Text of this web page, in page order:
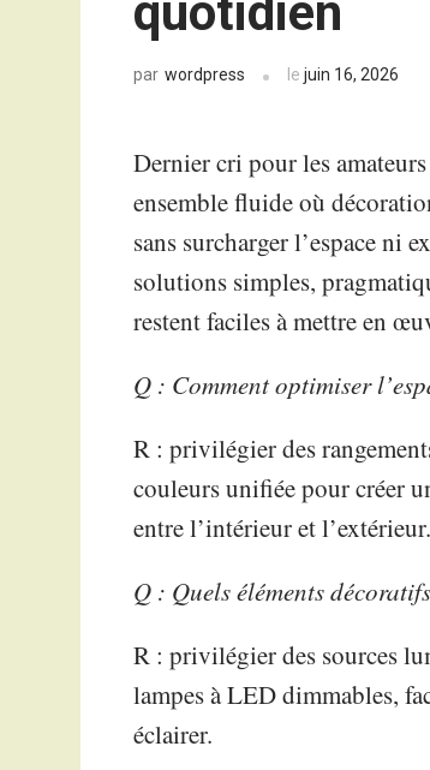
quotidien
par wordpress lejuin 16, 2026
Dernier cri pour les
ensemble fluide où
sans surcharger l’espace ni
solutions simples,
restent faciles à mettre en
Q : Comment optimiser
R : privilégier des
couleurs unifiée pour créer
entre l’intérieur et l’extérieur.
Q : Quels éléments
R : privilégier des sources
lampes à LED dimmables,
éclairer.